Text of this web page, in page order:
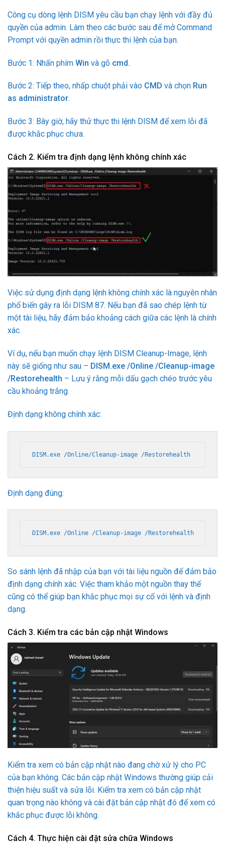
Công cụ dòng lệnh DISM yêu cầu bạn chạy lệnh với đầy đủ
quyền của admin. Làm theo các bước sau để mở Command
Prompt với quyền admin rồi thực thi lệnh của bạn.
Bước 1: Nhấn phím Win và gõ cmd.
Bước 2: Tiếp theo, nhấp chuột phải vào CMD và chọn Run
as administrator.
Bước 3: Bây giờ, hãy thử thực thi lệnh DISM để xem lỗi đã
được khắc phục chưa.
Cách 2. Kiểm tra định dạng lệnh không chính xác
Việc sử dụng định dạng lệnh không chính xác là nguyên nhân
phổ biến gây ra lỗi DISM 87. Nếu bạn đã sao chép lệnh từ
một tài liệu, hãy đảm bảo khoảng cách giữa các lệnh là chính
xác.
Ví dụ, nếu bạn muốn chạy lệnh DISM Cleanup-Image, lệnh
này sẽ giống như sau – DISM.exe /Online /Cleanup-image
/Restorehealth – Lưu ý rằng mỗi dấu gạch chéo trước yêu
cầu khoảng trắng.
Định dạng không chính xác:
DISM.exe /Online/Cleanup-image /Restorehealth
Định dạng đúng:
DISM.exe /Online /Cleanup-image /Restorehealth
So sánh lệnh đã nhập của bạn với tài liệu nguồn để đảm bảo
định dạng chính xác. Việc tham khảo một nguồn thay thế
cũng có thể giúp bạn khắc phục mọi sự cố với lệnh và định
dạng.
Cách 3. Kiểm tra các bản cập nhật Windows
Kiểm tra xem có bản cập nhật nào đang chờ xử lý cho PC
của bạn không. Các bản cập nhật Windows thường giúp cải
thiện hiệu suất và sửa lỗi. Kiểm tra xem có bản cập nhật
quan trọng nào không và cài đặt bản cập nhật đó để xem có
khắc phục được lỗi không.
Cách 4. Thực hiện cài đặt sửa chữa Windows